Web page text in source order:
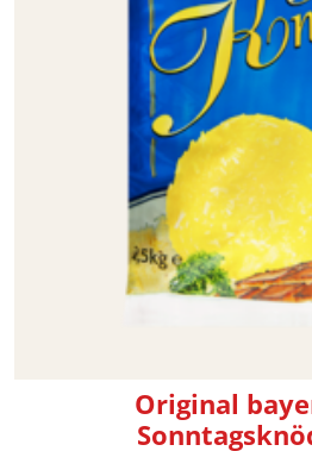
Original